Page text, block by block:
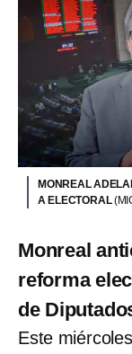
MONREAL
A ELECTORAL
Monreal
reforma
de
Este